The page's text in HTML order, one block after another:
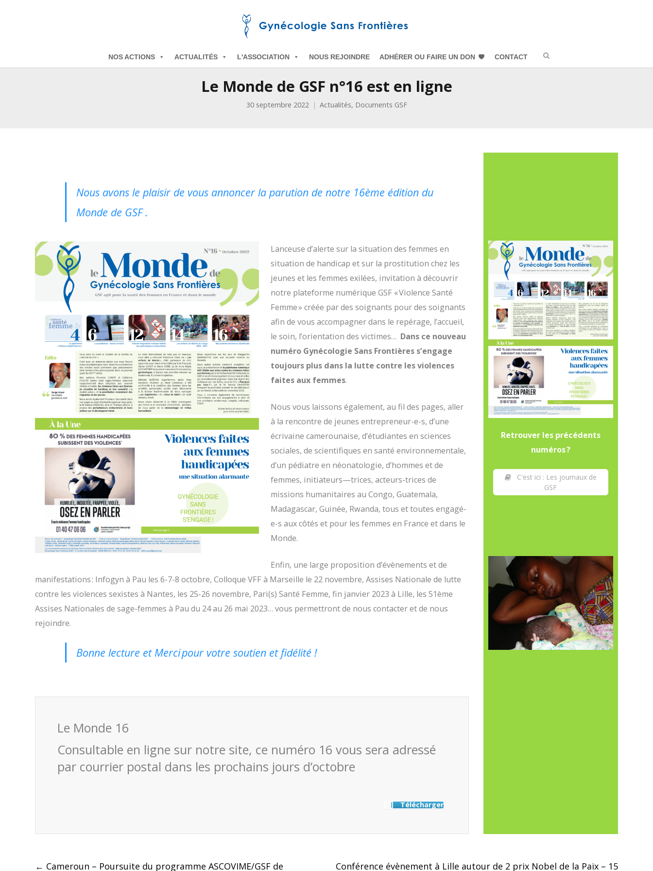
L'ASSOCIATION
NOS ACTIONS ACTUALITÉS NOUS REJOINDRE ADHÉRER OU FAIRE UN DON CONTACT
Le Monde de GSF n°16 est en ligne
30 septembre 2022 Actualités, Documents GSF
Nous avons le plaisir de vous annoncer la parution de notre 16ème édition du
Monde de GSF .
Lanceuse d’alerte sur la situation des femmes en
situation de handicap et sur la prostitution chez les
jeunes et les femmes exilées, invitationà découvrir
notre plateforme numérique GSF « Violence Santé
Femme » créée par des soignants pour des soignants
afin de vous accompagner dans le repérage, l’accueil,
le soin, l’orientation des victimes… Dans ce nouveau
numéro Gynécologie Sans Frontières s’engage
toujours plus dans la lutte contre les violences
faites aux femmes.
Nous vous laissons également, au fil des pages, aller
à la rencontrede jeunes entrepreneur-e-s, d’une
écrivaine camerounaise, d’étudiantes en sciences
sociales, de scientifiques en santé environnementale,
d’un pédiatre en néonatologie, d’hommes et de
femmes, initiateurs—trices, acteurs-trices de
missions humanitaires au Congo, Guatemala,
Madagascar, Guinée, Rwanda, tous et toutes engagé-
e-s aux côtés et pour les femmes en France et dans le
Monde.
Enfin, une large proposition d’évènements et de
manifestations: Infogyn à Pau les 6-7-8 octobre, Colloque VFF à Marseille le 22 novembre, Assises Nationale de lutte
contre les violences sexistes à Nantes, les 25-26 novembre, Pari(s) Santé Femme, fin janvier 2023 à Lille, les 51ème
Assises Nationales de sage-femmes à Pau du 24 au 26 mai 2023… vous permettront de nous contacter et de nous
rejoindre.
Bonne lecture et Merci pour votre soutien et fidélité !
Le Monde 16
Consultable en ligne sur notre site, ce numéro 16 vous sera adressé
par courrier postal dans les prochains jours d’octobre
Télécharger
Retrouver lesprécédents
numéros ?
C'est ici : Les journaux de
GSF
← Cameroun – Poursuite du programme ASCOVIME/GSF de Conférence évènement à Lille autour de 2 prix Nobel de la Paix – 15